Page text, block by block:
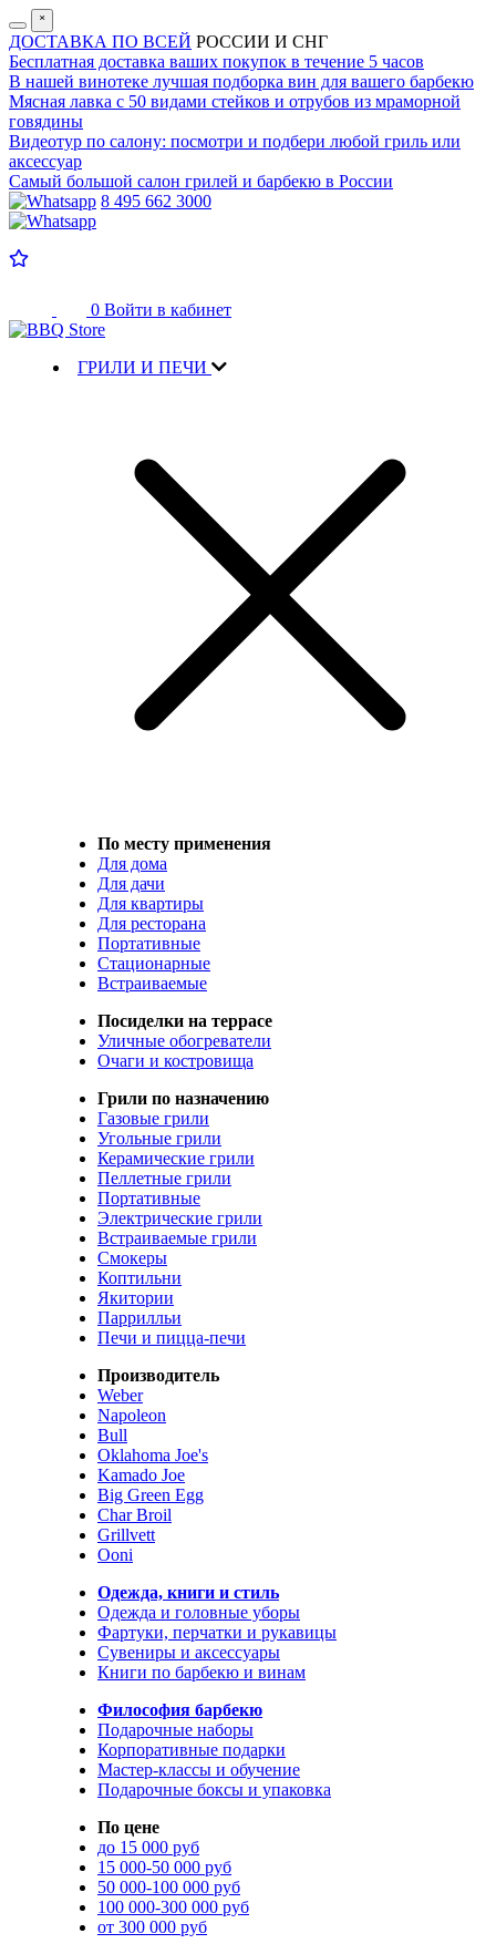
˟
ДОСТАВКА ПО ВСЕЙ РОССИИ И СНГ
Бесплатная доставка ваших покупок в течение 5 часов
В нашей винотеке лучшая подборка вин для вашего барбекю
Мясная лавка с 50 видами стейков и отрубов из мраморной
говядины
Видеотур по салону: посмотри и подбери любой гриль или
аксессуар
Самый большой салон грилей и барбекю в России
8 495 662 3000
0 Войти в кабинет
ГРИЛИ И ПЕЧИ
По месту применения
Для дома
Для дачи
Для квартиры
Для ресторана
Портативные
Стационарные
Встраиваемые
Посиделки на террасе
Уличные обогреватели
Очаги и костровища
Грили по назначению
Газовые грили
Угольные грили
Керамические грили
Пеллетные грили
Портативные
Электрические грили
Встраиваемые грили
Смокеры
Коптильни
Якитории
Паррилльи
Печи и пицца-печи
Производитель
Weber
Napoleon
Bull
Oklahoma Joe's
Kamado Joe
Big Green Egg
Char Broil
Grillvett
Ooni
Одежда, книги и стиль
Одежда и головные уборы
Фартуки, перчатки и рукавицы
Сувениры и аксессуары
Книги по барбекю и винам
Философия барбекю
Подарочные наборы
Корпоративные подарки
Мастер-классы и обучение
Подарочные боксы и упаковка
По цене
до 15 000 руб
15 000-50 000 руб
50 000-100 000 руб
100 000-300 000 руб
от 300 000 руб